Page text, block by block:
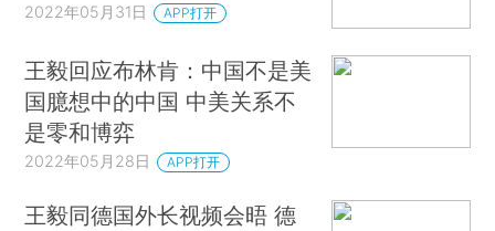
2022年05月31日 APP打开
王毅回应布林肯：中国不是美
国臆想中的中国 中美关系不
是零和博弈
2022年05月28日 APP打开
王毅同德国外长视频会晤 德